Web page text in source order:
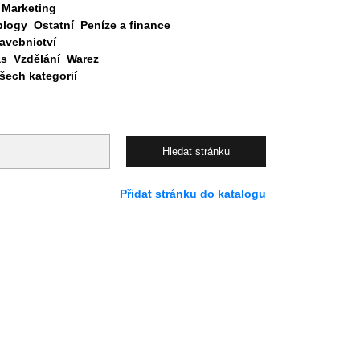
Marketing
Ostatní Peníze a finance
Vzdělání Warez
kategorií
Přidat stránku do katalogu